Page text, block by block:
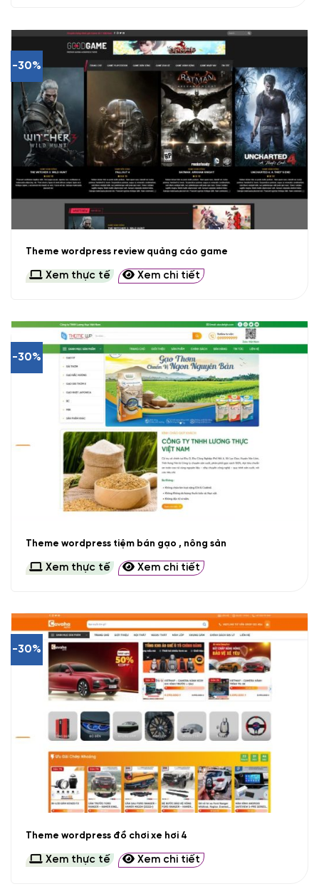
-30%
Theme wordpress review quảng cáo game
Xem thực tế Xem chi tiết
-30%
Theme wordpress tiệm bán gạo , nông sản
Xem thực tế Xem chi tiết
-30%
Theme wordpress đồ chơi xe hơi 4
Xem thực tế Xem chi tiết